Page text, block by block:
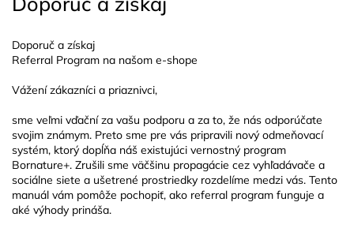
Doporuč a získaj
Referral Program na našom e-shope
Vážení zákazníci a priaznivci,
sme veľmi vďační za vašu podporu a za to, že nás odporúčate
svojim známym. Preto sme pre vás pripravili nový odmeňovací
systém, ktorý dopĺňa náš existujúci vernostný program
Bornature+. Zrušili sme väčšinu propagácie cez vyhľadávače a
sociálne siete a ušetrené prostriedky rozdelíme medzi vás. Tento
manuál vám pomôže pochopiť, ako referral program funguje a
aké výhody prináša.